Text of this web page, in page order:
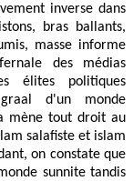
inverse dans
bras ballants,
masse informe
des médias
élites politiques
d'un monde
mène tout droit au
salafiste et islam
on constate que
sunnite tandis